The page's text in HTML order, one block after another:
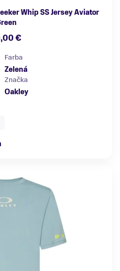
Whip SS Jersey Aviator
€
Farba
Zelená
Značka
Oakley